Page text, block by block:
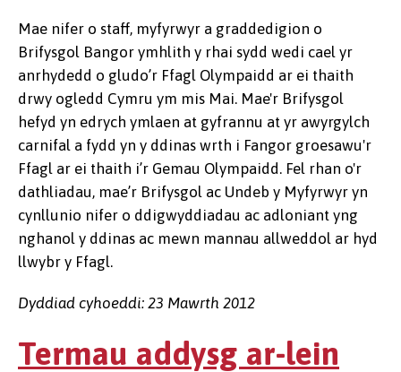
Mae nifer o staff, myfyrwyr a graddedigion o
Brifysgol Bangor ymhlith y rhai sydd wedi cael yr
anrhydedd o gludo’r Ffagl Olympaidd ar ei thaith
drwy ogledd Cymru ym mis Mai. Mae'r Brifysgol
hefyd yn edrych ymlaen at gyfrannu at yr awyrgylch
carnifal a fydd yn y ddinas wrth i Fangor groesawu'r
Ffagl ar ei thaith i’r Gemau Olympaidd. Fel rhan o'r
dathliadau, mae’r Brifysgol ac Undeb y Myfyrwyr yn
cynllunio nifer o ddigwyddiadau ac adloniant yng
nghanol y ddinas ac mewn mannau allweddol ar hyd
llwybr y Ffagl.
Dyddiad cyhoeddi: 23 Mawrth 2012
Termau addysg ar-lein